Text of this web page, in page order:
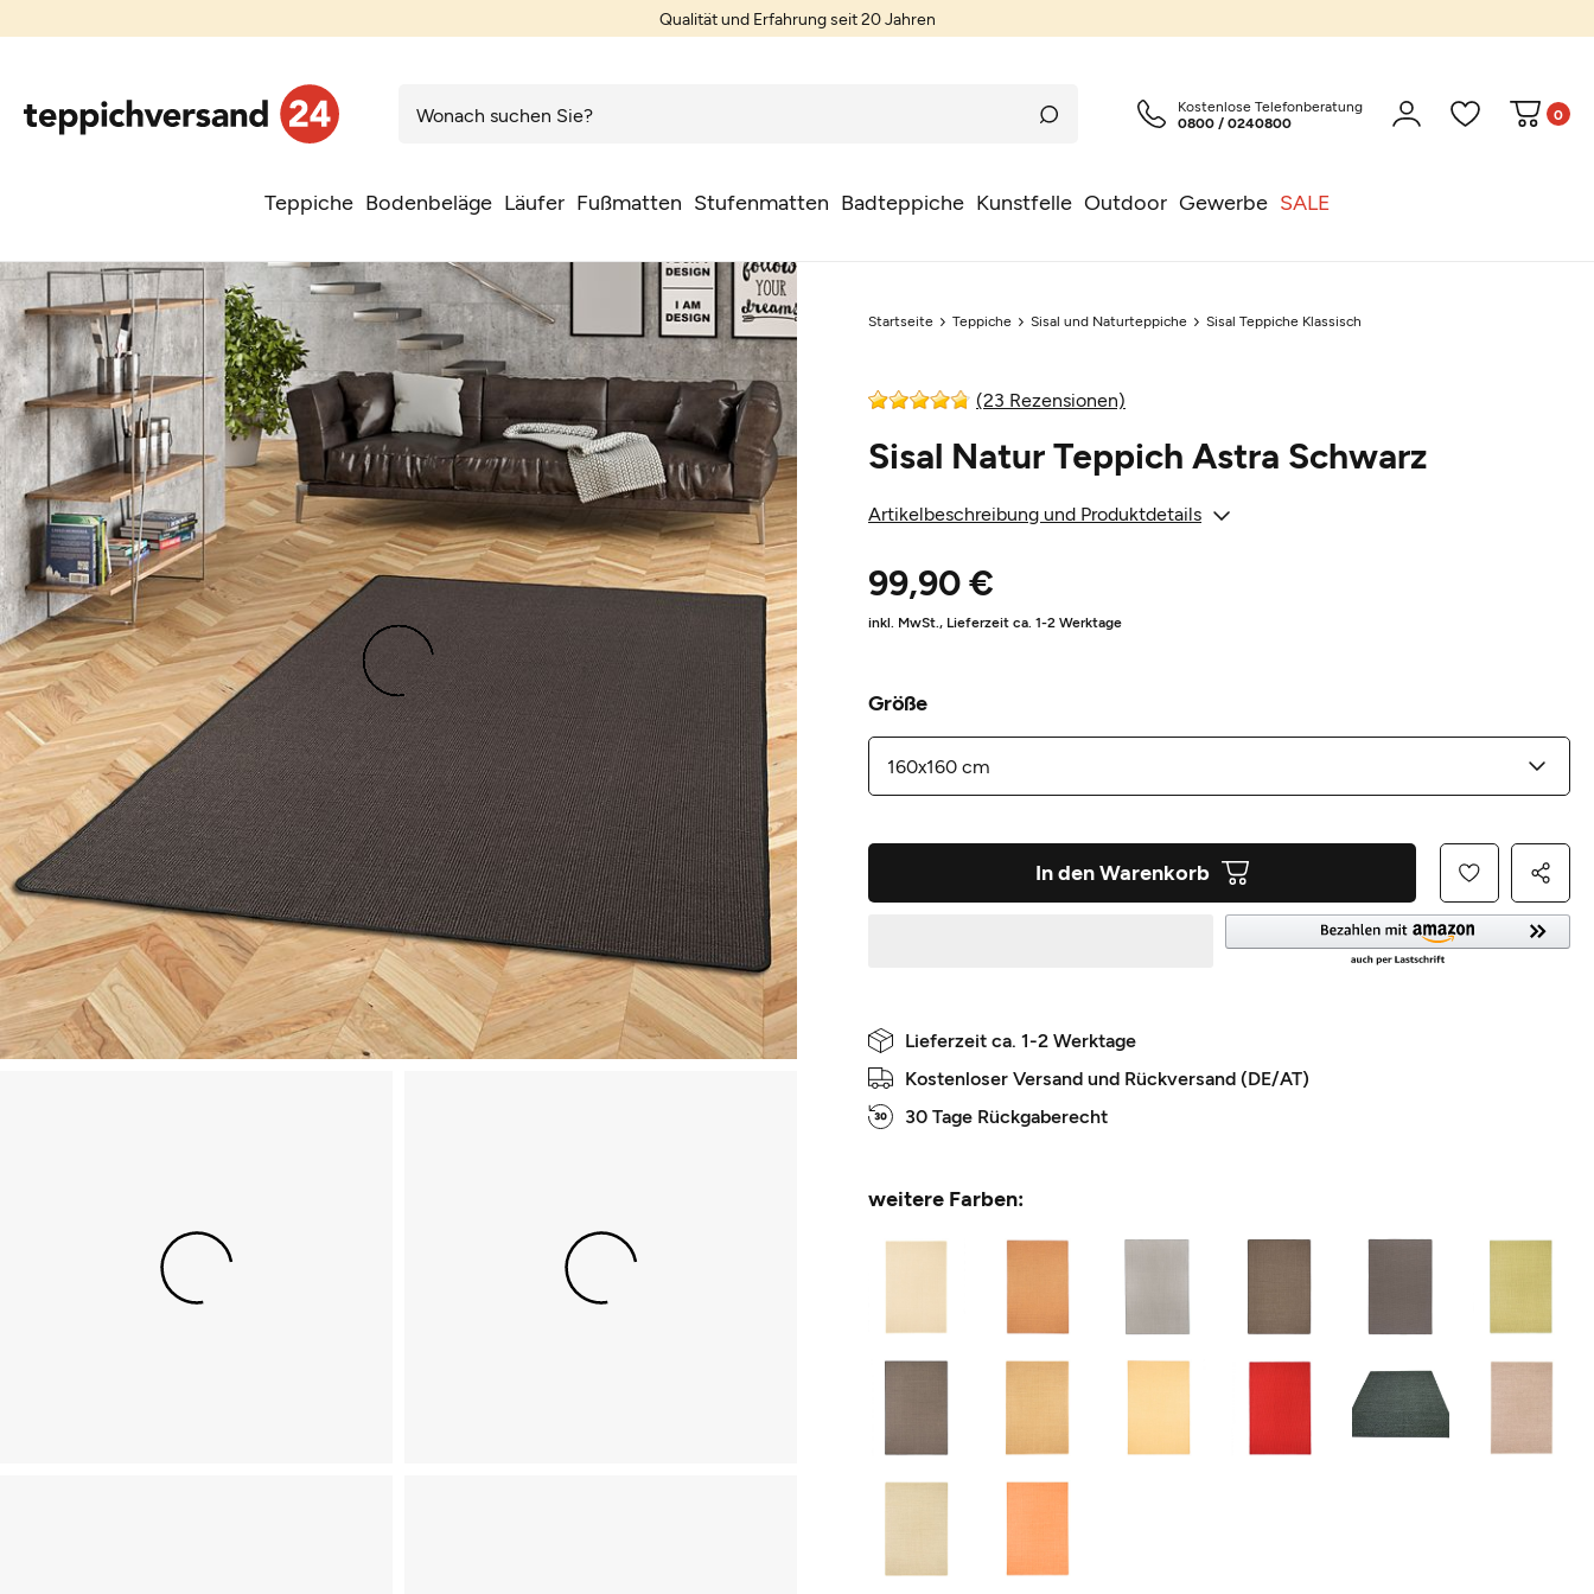
Qualität und Erfahrung seit 20 Jahren
Teppiche Bodenbeläge Läufer Fußmatten Stufenmatten Badteppiche Kunstfelle Outdoor Gewerbe SALE
Kostenlose Telefonberatung
0800 / 0240800
0
Startseite Teppiche Sisal und Naturteppiche Sisal Teppiche Klassisch
(23 Rezensionen)
Sisal Natur Teppich Astra Schwarz
Artikelbeschreibung und Produktdetails
99,90 €
inkl. MwSt., Lieferzeit ca. 1-2 Werktage
Größe
In den Warenkorb
Lieferzeit ca. 1-2 Werktage
Kostenloser Versand und Rückversand (DE/AT)
30 Tage Rückgaberecht
weitere Farben: